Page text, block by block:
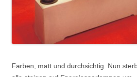
Farben, matt und durchsichtig. Nun